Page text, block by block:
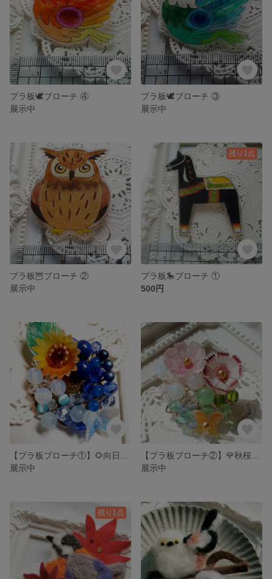
プラ板🕊️ブローチ ④
展示中
プラ板🕊️ブローチ ③
展示中
プラ板🦉ブローチ ②
展示中
残り1点
プラ板🎠ブローチ ①
500円
展示中
展示中
残り1点